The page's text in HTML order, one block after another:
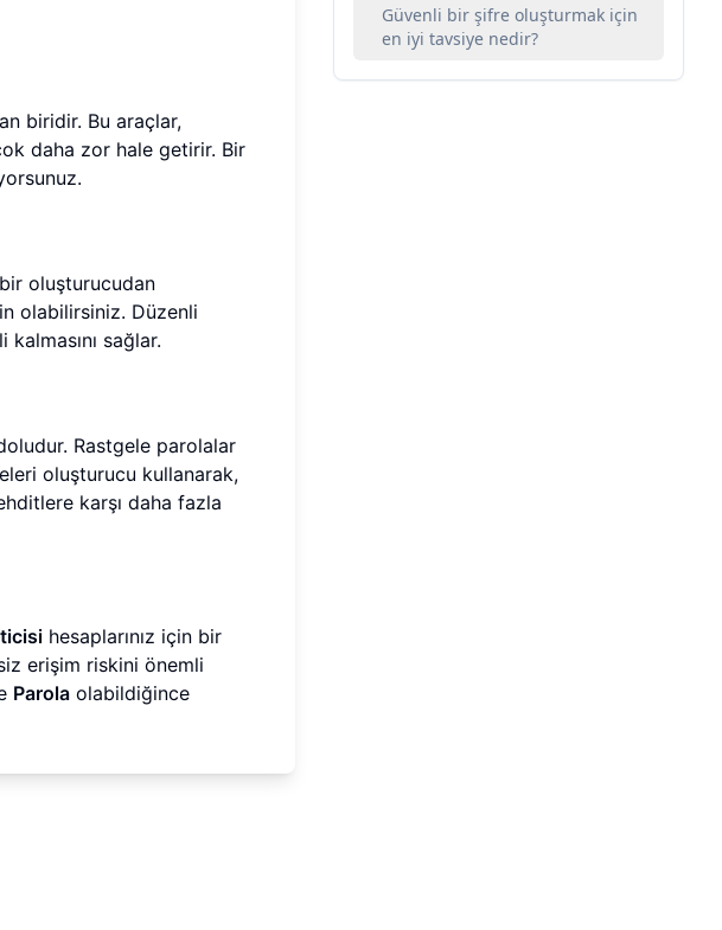
biridir. Bu araçlar,
daha zor hale getirir. Bir
oluşturucudan
olabilirsiniz. Düzenli
sağlar.
Rastgele parolalar
oluşturucu kullanarak,
karşı daha fazla
hesaplarınız için bir
erişim riskini önemli
Parola olabildiğince
Güvenli bir şifre oluşturmak için
en iyi tavsiye nedir?